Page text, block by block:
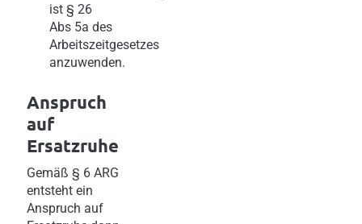
ist § 26
Abs 5a des
Arbeitszeitgesetzes
anzuwenden.
Anspruch
auf
Ersatzruhe
Gemäß § 6 ARG
entsteht ein
Anspruch auf